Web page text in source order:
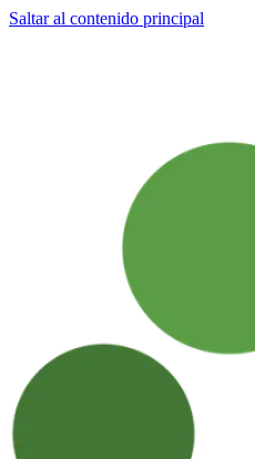
Saltar al contenido principal